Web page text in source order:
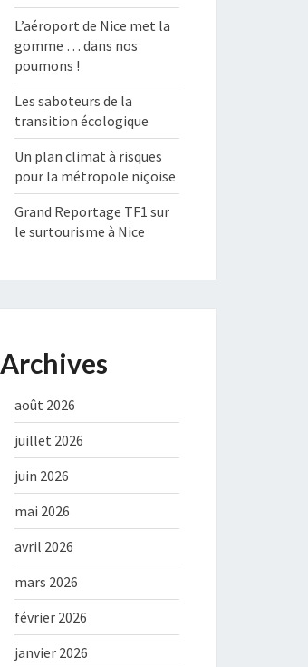
L’aéroport de Nice met la
gomme … dans nos
poumons !
Les saboteurs de la
transition écologique
Un plan climat à risques
pour la métropole niçoise
Grand Reportage TF1 sur
le surtourisme à Nice
Archives
août 2026
juillet 2026
juin 2026
mai 2026
avril 2026
mars 2026
février 2026
janvier 2026